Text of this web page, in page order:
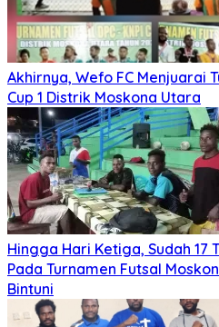
Akhirnya, Wefo FC Menjuarai
Cup 1 Distrik Moskona Utara
Hingga Hari Ketiga, Sudah 17
Pada Turnamen Futsal
Bintuni